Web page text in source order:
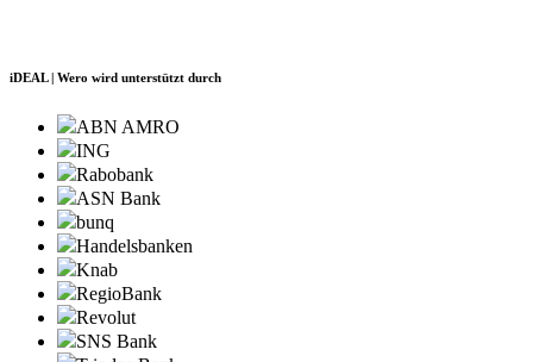
iDEAL | Wero wird unterstützt durch
ABN AMRO
ING
Rabobank
ASN Bank
bunq
Handelsbanken
Knab
RegioBank
Revolut
SNS Bank